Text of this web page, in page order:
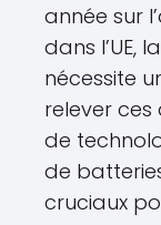
année sur
dans l’UE,
nécessite
relever ces
de
de
cruciaux